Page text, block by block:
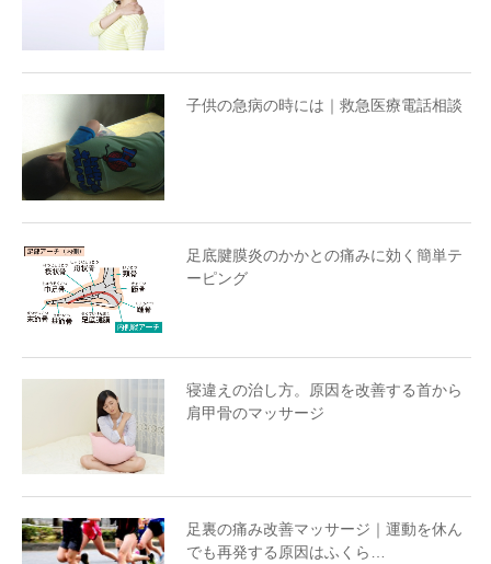
子供の急病の時には｜救急医療電話相談
足底腱膜炎のかかとの痛みに効く簡単テ
ーピング
寝違えの治し方。原因を改善する首から
肩甲骨のマッサージ
足裏の痛み改善マッサージ｜運動を休ん
でも再発する原因はふくら…